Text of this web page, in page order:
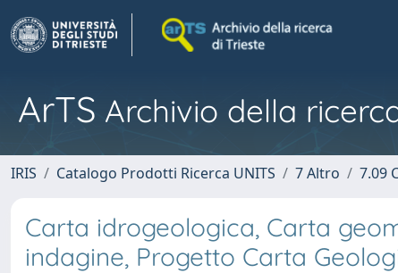
ArTS Archivio della
IRIS Catalogo Prodotti Ricerca UNITS 7 Altro 7.09
Carta idrogeologica, Carta
indagine, Progetto Carta